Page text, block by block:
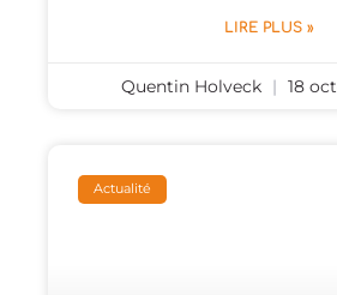
LIRE PLUS »
Quentin Holveck 18
Actualité